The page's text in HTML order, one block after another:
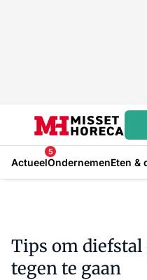
Actueel
5
OndernemenEten &
Tips om diefstal
tegen te gaan